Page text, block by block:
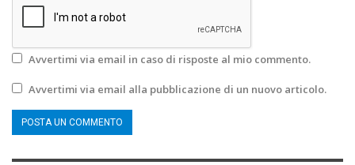
Avvertimi via email in caso di risposte al mio commento.
Avvertimi via email alla pubblicazione di un nuovo articolo.